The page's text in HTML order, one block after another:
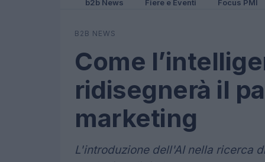
b2b News Fiere e Eventi Focus PMI
B2B NEWS
Come
ridisegnerà il
marketing
L'introduzione dell'AI nella ricerca